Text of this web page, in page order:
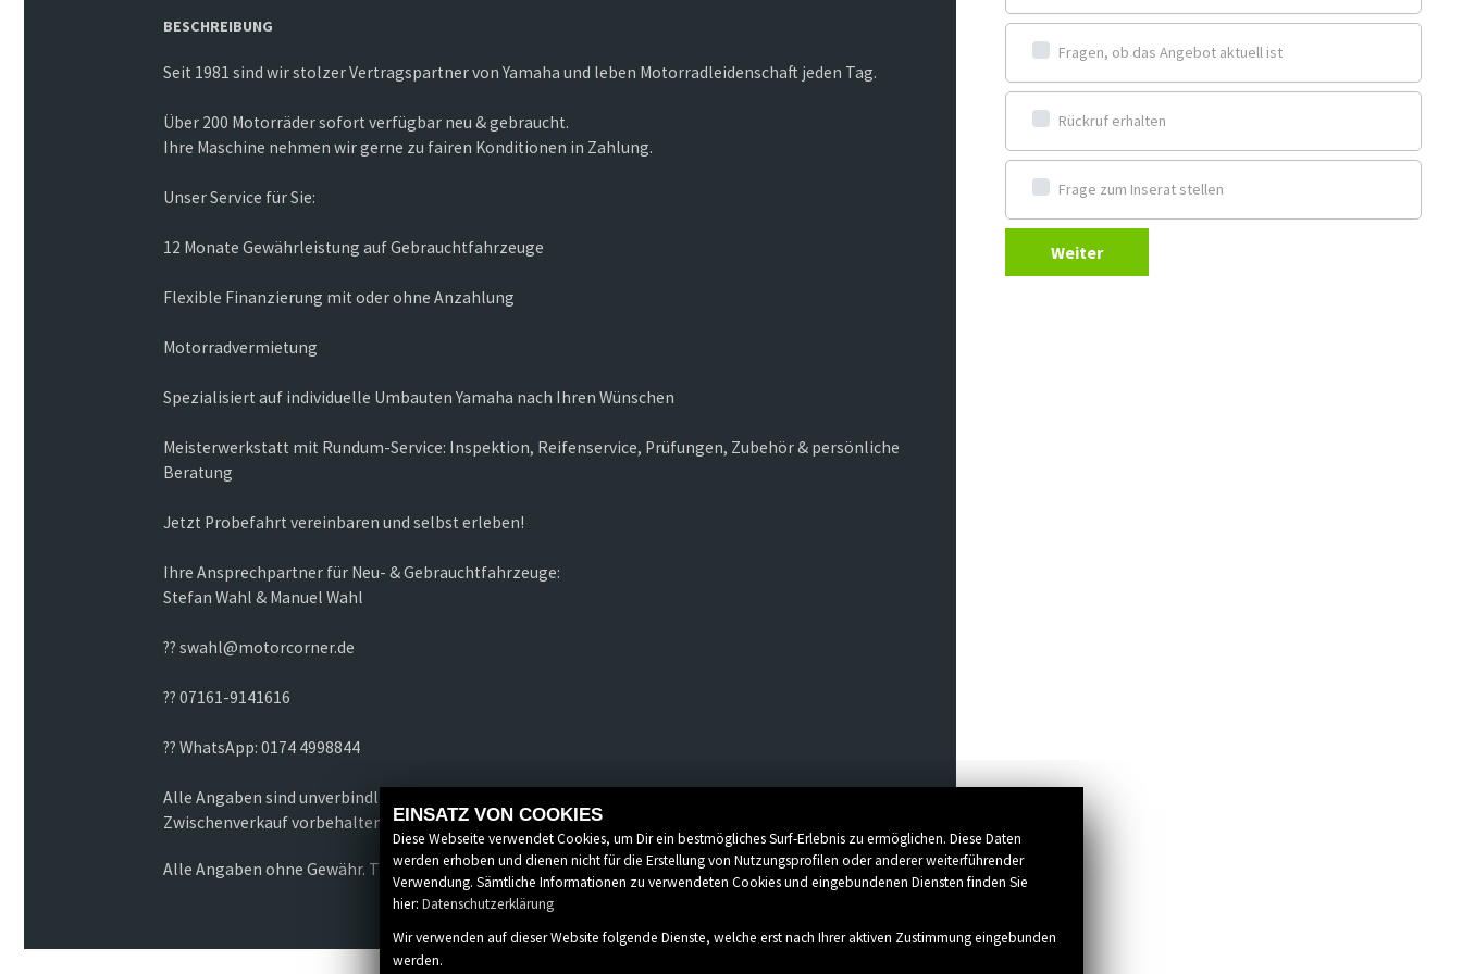
BESCHREIBUNG
Seit 1981 sind wir stolzer Vertragspartner von Yamaha und leben Motorradleidenschaft jeden Tag.
Über 200 Motorräder sofort verfügbar neu & gebraucht.
Ihre Maschine nehmen wir gerne zu fairen Konditionen in Zahlung.
Unser Service für Sie:
12 Monate Gewährleistung auf Gebrauchtfahrzeuge
Flexible Finanzierung mit oder ohne Anzahlung
Motorradvermietung
Spezialisiert auf individuelle Umbauten Yamaha nach Ihren Wünschen
Meisterwerkstatt mit Rundum-Service: Inspektion, Reifenservice, Prüfungen, Zubehör & persönliche
Beratung
Jetzt Probefahrt vereinbaren und selbst erleben!
Ihre Ansprechpartner für Neu- & Gebrauchtfahrzeuge:
Stefan Wahl & Manuel Wahl
?? swahl@motorcorner.de
?? 07161-9141616
?? WhatsApp: 0174 4998844
Alle Angaben sind unverbindliche Fahrzeugbeschreibungen. Irrtümer, Änderungen und
Zwischenverkauf vorbehalten.
Alle Angaben ohne Gewähr. Tippfehler und Irrtümer vorbehalten.
Fragen, ob das Angebot aktuell ist
Rückruf erhalten
Frage zum Inserat stellen
Weiter
EINSATZ VON COOKIES
Diese Webseite verwendet Cookies, um Dir ein bestmögliches Surf-Erlebnis zu ermöglichen. Diese Daten
werden erhoben und dienen nicht für die Erstellung von Nutzungsprofilen oder anderer weiterführender
Verwendung. Sämtliche Informationen zu verwendeten Cookies und eingebundenen Diensten finden Sie
hier: Datenschutzerklärung
Wir verwenden auf dieser Website folgende Dienste, welche erst nach Ihrer aktiven Zustimmung eingebunden
werden.